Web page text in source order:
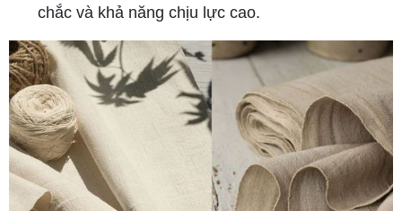
chắc và khả năng chịu lực cao.